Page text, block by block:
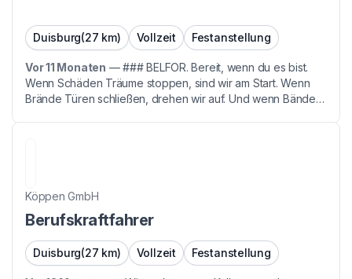
Duisburg(27 km) Vollzeit Festanstellung
Vor 11 Monaten —### BELFOR. Bereit, wenn du es bist.
Wenn Schäden Träume stoppen, sind wir am Start. Wenn
Brände Türen schließen, drehen wir auf. Und wenn Bänder
Köppen GmbH
Berufskraftfahrer
Duisburg(27 km) Vollzeit Festanstellung